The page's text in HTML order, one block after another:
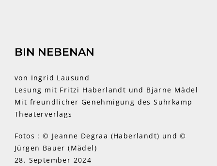
BIN NEBENAN
von Ingrid Lausund
Lesung mit Fritzi Haberlandt und Bjarne Mädel
Mit freundlicher Genehmigung des Suhrkamp
Theaterverlags
Fotos : © Jeanne Degraa (Haberlandt) und ©
Jürgen Bauer (Mädel)
28. September 2024